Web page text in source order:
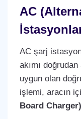
AC
AC şarj
akımı
uygun olan
işlemi, aracın
Board Charger)